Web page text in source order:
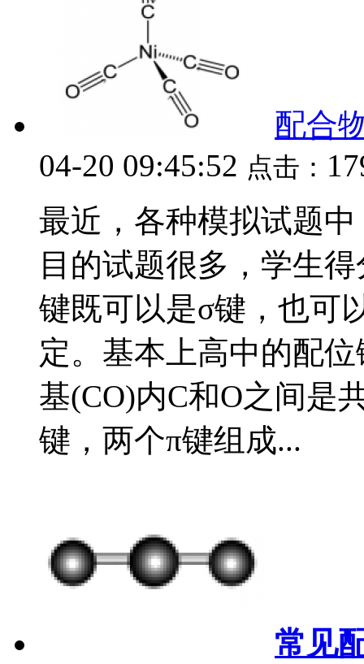
配合
04-20 09:45:52 点击：
最近，各种模拟试题
目的试题很多，学生
键既可以是σ键，也可
定。基本上高中的配
基(CO)内C和O之间是
键，两个π键组成...
常见